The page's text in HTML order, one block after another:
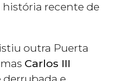
recente de
outra Puerta
Carlos III